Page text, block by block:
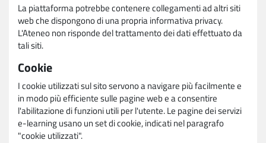
La piattaforma potrebbe contenere collegamenti ad altri siti
web che dispongono di una propria informativa privacy.
L'Ateneo non risponde del trattamento dei dati effettuato da
tali siti.
Cookie
I cookie utilizzati sul sito servono a navigare più facilmente e
in modo più efficiente sulle pagine web e a consentire
l'abilitazione di funzioni utili per l'utente. Le pagine dei servizi
e-learning usano un set di cookie, indicati nel paragrafo
"cookie utilizzati".